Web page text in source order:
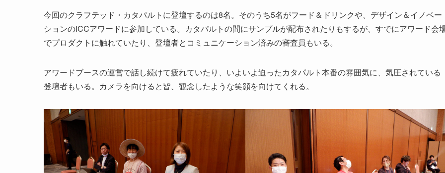
今回のクラフテッド・カタパルトに登壇するのは8名。そのうち5名がフード＆ドリンクや、デザイン＆イノベー
ションのICCアワードに参加している。カタパルトの間にサンプルが配布されたりもするが、すでにアワード会
でプロダクトに触れていたり、登壇者とコミュニケーション済みの審査員もいる。
アワードブースの運営で話し続けて疲れていたり、いよいよ迫ったカタパルト本番の雰囲気に、気圧されている
登壇者もいる。カメラを向けると皆、観念したような笑顔を向けてくれる。